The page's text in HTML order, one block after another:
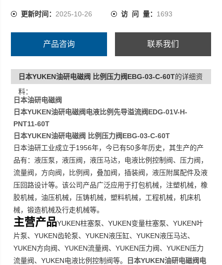
更新时间： 2025-10-26 访 问 量： 1693
产品咨询 联系我们
日本YUKEN油研电磁阀 比例压力阀EBG-03-C-60T的详细资
料：
日本油研电磁阀
日本YUKEN油研电磁阀电液比例先导溢流阀EDG-01V-H-
PNT11-60T
日本YUKEN油研电磁阀 比例压力阀EBG-03-C-60T
日本油研工业成立于1956年，今已有50多年历史，其生产的产
品有：液压泵，液压阀，液压马达，电液比例控制阀、压力阀，
流量阀，方向阀，比例阀，叠加阀，插装阀，液压附属配件及液
压回路设计等。该公司产品广泛应用于打包机械，注塑机械，橡
胶机械，油压机械，压铸机械，塑料机械，工程机械，机床机
械，锻造机械及行走机械等。
主营产品YUKEN柱塞泵、YUKEN变量柱塞泵、YUKEN叶
片泵、YUKEN齿轮泵、YUKEN液压缸、YUKEN液压马达、
YUKEN方向阀、YUKEN流量阀、YUKEN压力阀、YUKEN压力
流量阀、YUKEN电液比例控制阀等。
日本YUKEN油研电磁阀电